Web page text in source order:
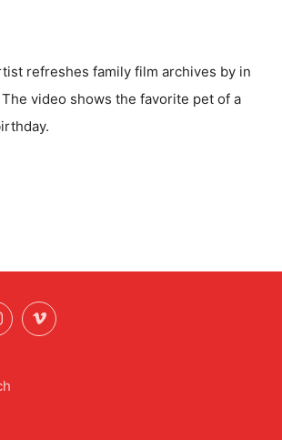
refreshes family film archives by in
video shows the favorite pet of a
InstagramVimeo